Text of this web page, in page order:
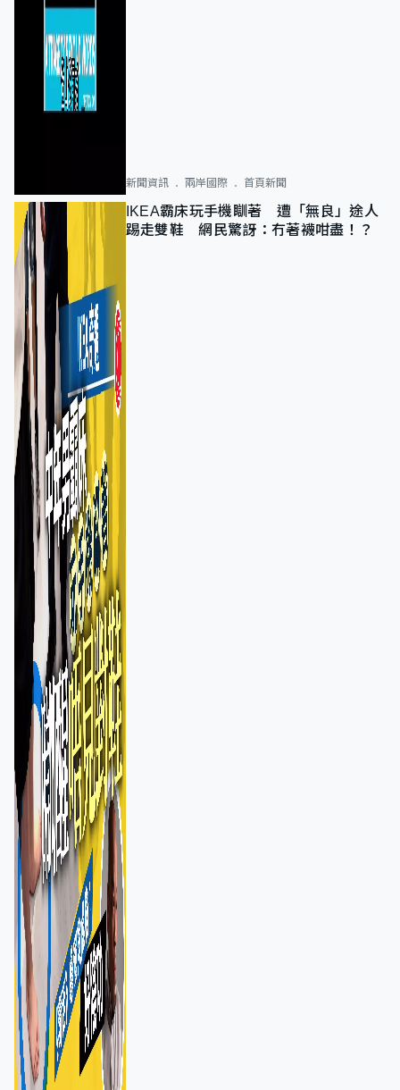
新聞資訊 兩岸國際 首頁新聞
IKEA霸床玩手機瞓著 遭「無良」途人
踢走雙鞋 網民驚訝：冇著襪咁盡！？